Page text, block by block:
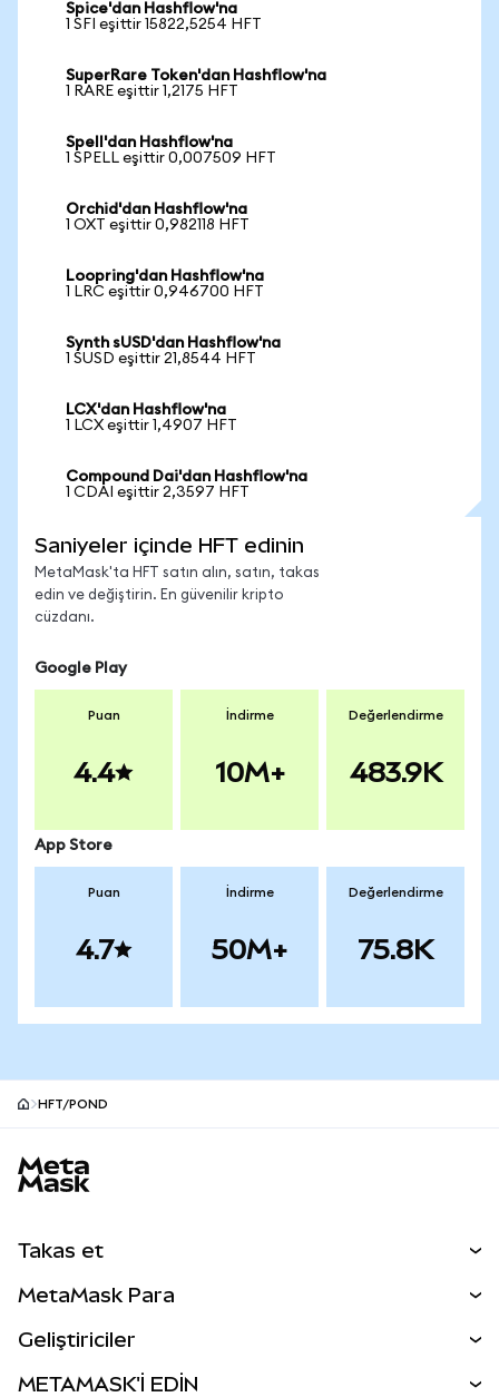
Spice'dan Hashflow'na
1 SFI eşittir 15822,5254 HFT
SuperRare Token'dan Hashflow'na
1 RARE eşittir 1,2175 HFT
Spell'dan Hashflow'na
1 SPELL eşittir 0,007509 HFT
Orchid'dan Hashflow'na
1 OXT eşittir 0,982118 HFT
Loopring'dan Hashflow'na
1 LRC eşittir 0,946700 HFT
Synth sUSD'dan Hashflow'na
1 SUSD eşittir 21,8544 HFT
LCX'dan Hashflow'na
1 LCX eşittir 1,4907 HFT
Compound Dai'dan Hashflow'na
1 CDAI eşittir 2,3597 HFT
Saniyeler içinde HFT edinin
MetaMask'ta HFT satın alın, satın, takas
edin ve değiştirin. En güvenilir kripto
cüzdanı.
Google Play
Puan
4.4
İndirme
10M+
Değerlendirme
483.9K
App Store
Puan
4.7
İndirme
50M+
Değerlendirme
75.8K
HFT/POND
Takas et
Perps
MetaMask Para
Geliştiriciler
METAMASK'İ EDİN